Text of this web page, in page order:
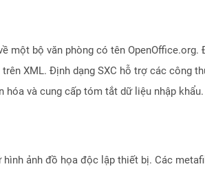
một bộ văn phòng có tên
XML. Định dạng SXC hỗ trợ các công
hóa và cung cấp tóm tắt dữ liệu nhập
ảnh đồ họa độc lập thiết bị. Các